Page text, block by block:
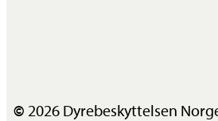
© 2026 Dyrebeskyttelsen